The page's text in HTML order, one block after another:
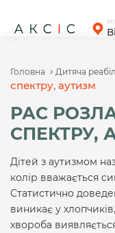
content
Головна › Дитяча
спектру, аутизм
РАС
СПЕКТРУ,
Дітей з аутизмом
колір вважається
Статистично
виникає у
хвороба